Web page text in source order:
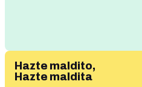
Hazte maldito,
Hazte maldita